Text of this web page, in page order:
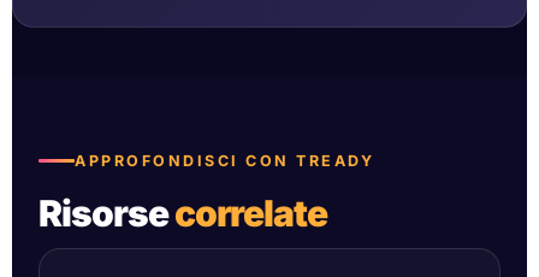
APPROFONDISCI CON TREADY
Risorsecorrelate